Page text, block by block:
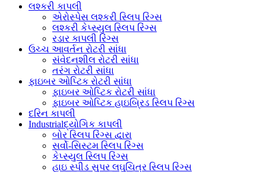
લશ્કરી કાપલી
એરોસ્પેસ લશ્કરી સ્લિપ રિંગ્સ
લશ્કરી કેપ્સ્યુલ સ્લિપ રિંગ્સ
રડાર કાપલી રિંગ્સ
ઉચ્ચ આવર્તન રોટરી સાંધા
સંવેદનશીલ રોટરી સાંધા
તરંગ રોટરી સાંધા
ફાઇબર ઓપ્ટિક રોટરી સાંધા
ફાઇબર ઓપ્ટિક રોટરી સાંધા
ફાઇબર ઓપ્ટિક હાઇબ્રિડ સ્લિપ રિંગ્સ
દરિન કાપલી
Industrialદ્યોગિક કાપલી
બોર સ્લિપ રિંગ્સ દ્વારા
સર્વો-સિસ્ટમ સ્લિપ રિંગ્સ
કેપ્સ્યુલ સ્લિપ રિંગ્સ
હાઇ સ્પીડ સુપર લઘુચિત્ર સ્લિપ રિંગ્સ